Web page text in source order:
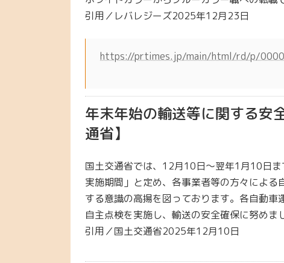
引用／レバレジーズ2025年12月23日
https://prtimes.jp/main/html/rd/p/
年末年始の輸送等に関する安
通省】
国土交通省では、12月10日～翌年1月10日
実施期間」と定め、各事業者等の方々によ
する意識の高揚を図っております。各自動
自主点検を実施し、輸送の安全確保に努めま
引用／国土交通省2025年12月10日